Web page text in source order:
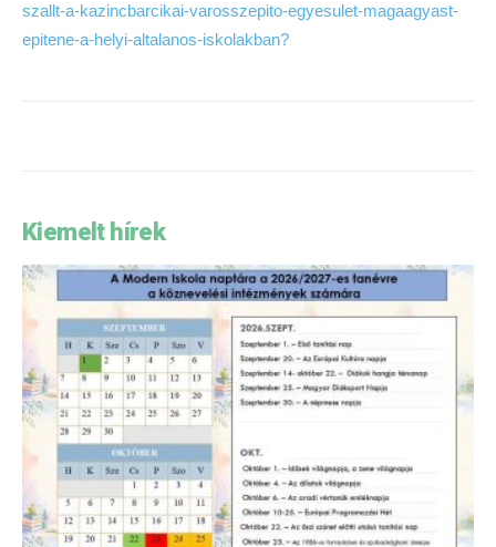
szallt-a-kazincbarcikai-varosszepito-egyesulet-magaagyast-
epitene-a-helyi-altalanos-iskolakban?
Kiemelt hírek